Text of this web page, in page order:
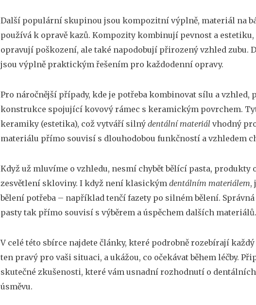
Další populární skupinou jsou kompozitní výplně, materiál na
používá k opravě kazů. Kompozity kombinují pevnost a estetiku,
opravují poškození, ale také napodobují přirozený vzhled
jsou výplně praktickým řešením pro každodenní opravy.
Pro náročnější případy, kde je potřeba kombinovat sílu a vzhled,
konstrukce spojující kovový rámec s keramickým povrchem.
keramiky (estetika), což vytváří silný dentální materiál vhodný
materiálu přímo souvisí s dlouhodobou funkčností a vzhledem
Když už mluvíme o vzhledu, nesmí chybětbělící pasta, produkty
zesvětlení skloviny. I když není klasickým dentálním materiálem,
bělení potřeba – například tenčí fazety po silném bělení.
pasty tak přímo souvisí s výběrem a úspěchem dalších materiálů.
V celé této sbírce najdete články, které podrobně rozebírají
ten pravý pro vaši situaci, a ukážou, co očekávat během léčby.
skutečné zkušenosti, které vám usnadní rozhodnutí o
úsměvu.